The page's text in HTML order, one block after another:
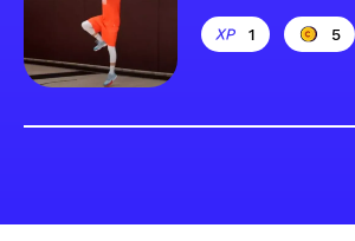
1 5